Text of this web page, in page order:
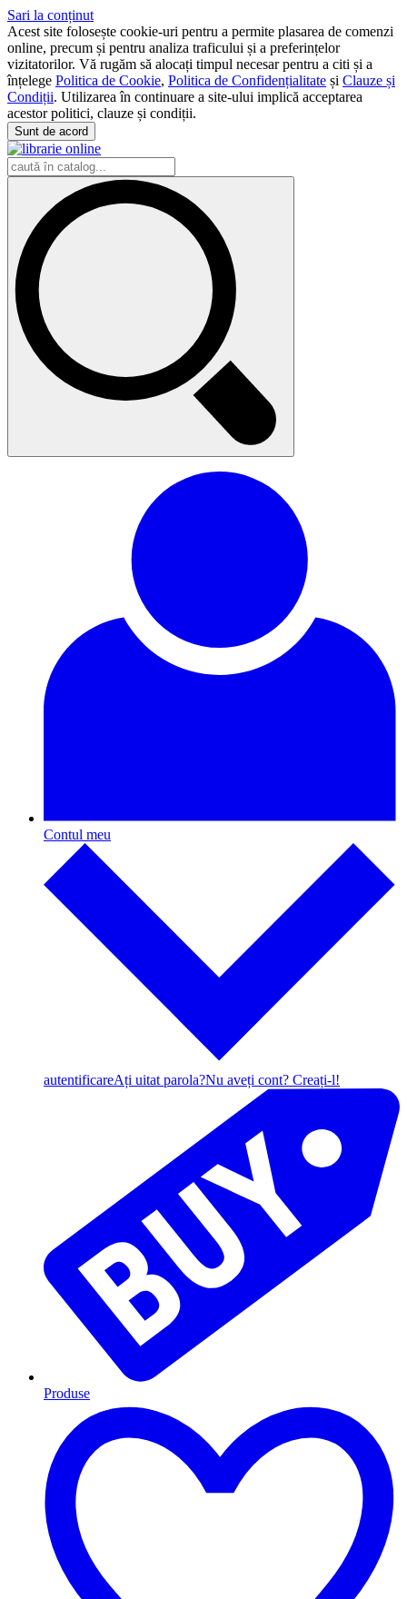
Sari la conținut
Acest site folosește cookie-uri pentru a permite plasarea de comenzi
online, precum și pentru analiza traficului și a preferințelor
vizitatorilor. Vă rugăm să alocați timpul necesar pentru a citi și a
înțelege Politica de Cookie, Politica de Confidențialitate și Clauze și
Condiții. Utilizarea în continuare a site-ului implică acceptarea
acestor politici, clauze și condiții.
Sunt de acord
Contul meu
autentificareAți uitat parola?Nu aveți cont? Creați-l!
Produse